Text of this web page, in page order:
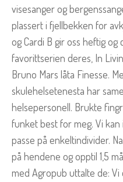
visesanger og
plassert i fjellbekken for
og Cardi B gir oss heftig
favorittserien deres, In
Bruno Mars låta Finesse.
skulehelsetenesta har
helsepersonell. Brukte
funket best for meg. Vi
passe på enkeltindivider.
på hendene og opptil 1,5
med Agropub uttalte de: Vi